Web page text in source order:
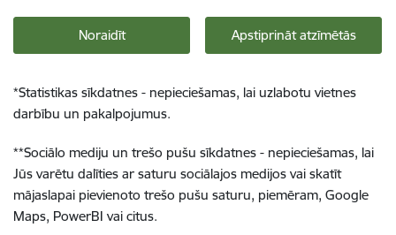
Noraidīt Apstiprināt atzīmētās
*Statistikas sīkdatnes - nepieciešamas, lai uzlabotu vietnes
darbību un pakalpojumus.
**Sociālo mediju un trešo pušu sīkdatnes - nepieciešamas, lai
Jūs varētu dalīties ar saturu sociālajos medijos vai skatīt
mājaslapai pievienoto trešo pušu saturu, piemēram, Google
Maps, PowerBI vai citus.